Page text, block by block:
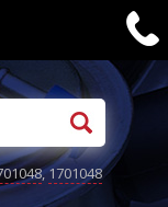
,1701048